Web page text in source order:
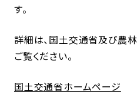
す。
詳細は、国土交通省及び農
ご覧ください。
国土交通省ホームページ